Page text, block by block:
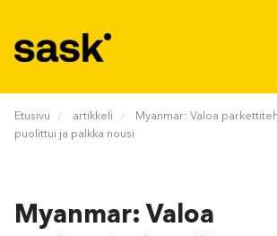
Etusivu artikkeli
Myanmar: Valoa
puolittui ja palkka nousi
Myanmar: Valoa